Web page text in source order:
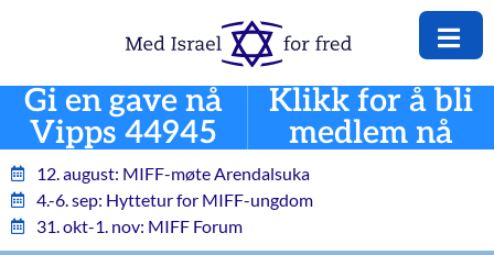
Gi en gave nå
Vipps 44945
Klikk for å bli
medlem nå
12. august: MIFF-møte Arendalsuka
4.-6. sep: Hyttetur for MIFF-ungdom
31. okt-1. nov: MIFF Forum